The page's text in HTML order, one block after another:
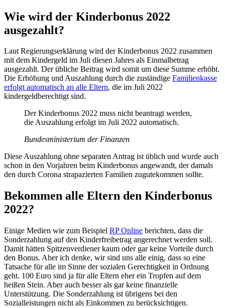
Wie wird der Kinderbonus 2022
ausgezahlt?
Laut Regierungserklärung wird der Kinderbonus 2022 zusammen
mit dem Kindergeld im Juli diesen Jahres als Einmalbetrag
ausgezahlt. Der übliche Beitrag wird somit um diese Summe erhöht.
Die Erhöhung und Auszahlung durch die zuständige Familienkasse
erfolgt automatisch an alle Eltern, die im Juli 2022
kindergeldberechtigt sind.
Der Kinderbonus 2022 muss nicht beantragt werden,
die Auszahlung erfolgt im Juli 2022 automatisch.
Bundesministerium der Finanzen
Diese Auszahlung ohne separaten Antrag ist üblich und wurde auch
schon in den Vorjahren beim Kinderbonus angewandt, der damals
den durch Corona strapazierten Familien zugutekommen sollte.
Bekommen alle Eltern den Kinderbonus
2022?
Einige Medien wie zum Beispiel RP Online berichten, dass die
Sonderzahlung auf den Kinderfreibetrag angerechnet werden soll.
Damit hätten Spitzenverdiener kaum oder gar keine Vorteile durch
den Bonus. Aber ich denke, wir sind uns alle einig, dass so eine
Tatsache für alle im Sinne der sozialen Gerechtigkeit in Ordnung
geht. 100 Euro sind ja für alle Eltern eher ein Tropfen auf dem
heißen Stein. Aber auch besser als gar keine finanzielle
Unterstützung. Die Sonderzahlung ist übrigens bei den
Sozialleistungen nicht als Einkommen zu berücksichtigen.